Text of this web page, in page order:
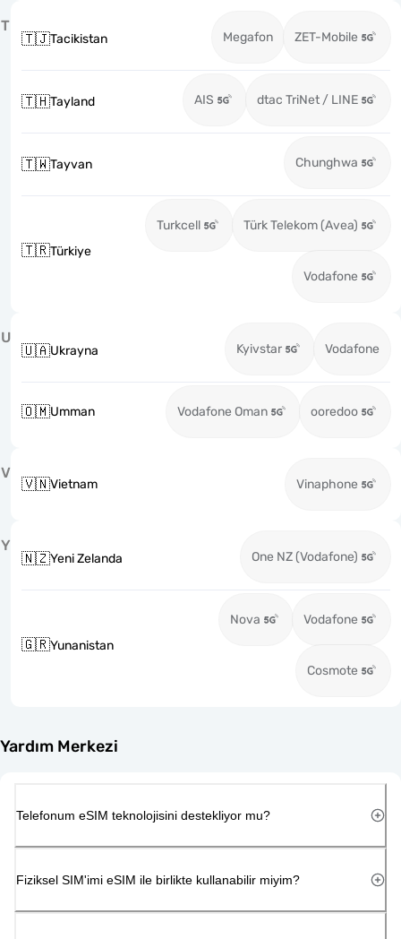
T
🇹🇯Tacikistan Megafon ZET-Mobile
🇹🇭Tayland AIS dtac TriNet / LINE
🇹🇼Tayvan Chunghwa
🇹🇷Türkiye
Turkcell Türk Telekom (Avea)
Vodafone
U
🇺🇦Ukrayna Kyivstar Vodafone
🇴🇲Umman Vodafone Oman ooredoo
V
🇻🇳Vietnam Vinaphone
Y
🇳🇿Yeni Zelanda One NZ (Vodafone)
🇬🇷Yunanistan
Nova Vodafone
Cosmote
Yardım Merkezi
Telefonum eSIM teknolojisini destekliyor mu?
Fiziksel SIM'imi eSIM ile birlikte kullanabilir miyim?